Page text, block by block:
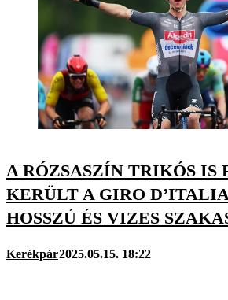
A RÓZSASZÍN TRIKÓS IS
KERÜLT A GIRO
HOSSZÚ ÉS VIZES
Kerékpár2025.05.15. 18:22